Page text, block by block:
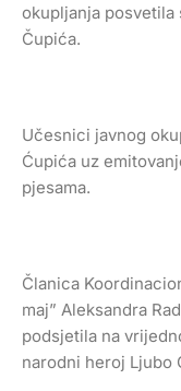
okupljanja posvetila
Čupića.
Učesnici javnog
Ćupića uz
pjesama.
Članica
maj” Aleksandra
podsjetila na
narodni heroj Ljubo